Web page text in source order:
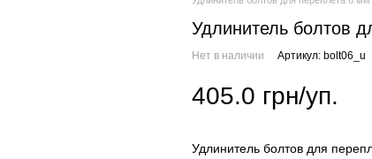
Удлинитель болтов
Нет в наличии Артикул: bolt06_u
405.0 грн/уп.
Удлинитель болтов для